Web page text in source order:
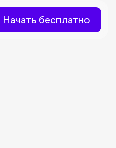
Начать бесплатно